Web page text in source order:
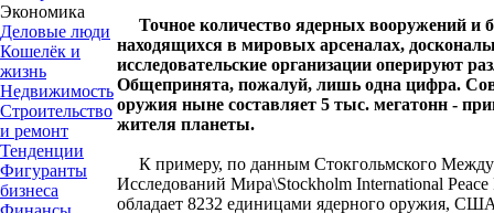
Экономика
Деловые люди
Кошелёк и
жизнь
Недвижимость
Строительство
и ремонт
Тенденции
Фигуранты
бизнеса
Точное количество ядерных вооружений и
находящихся в мировых арсеналах,
исследовательские организации оперируют
Общепринята, пожалуй, лишь одна цифра.
оружия ныне составляет 5 тыс. мегатонн -
жителя планеты.
К примеру, по данным Стокгольмского
Исследований Мира\Stockholm International Peace
обладает 8232 единицами ядерного оружия,